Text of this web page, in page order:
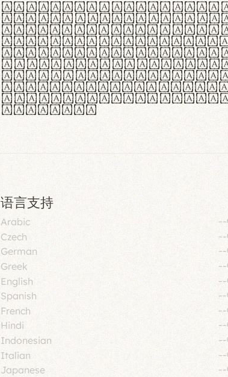
In
handgloves
aut insulatione
utuntur. Curabitur
tincidunt lacus,
lorem tempor
Pellentesque
tristique senectus
malesuada fames
egestas.
语言支持
Arabic --
Czech
--
German
--
Greek
--
English
--
Spanish
--
French
--
Hindi
--
Indonesian
--
Italian
--
Japanese
--